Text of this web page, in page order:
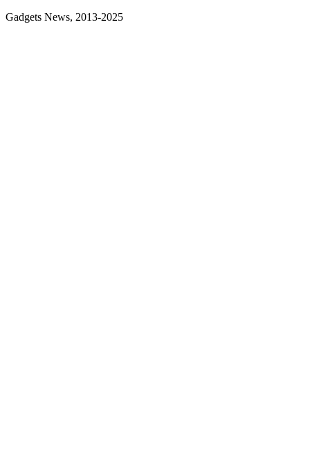
Gadgets News, 2013-2025